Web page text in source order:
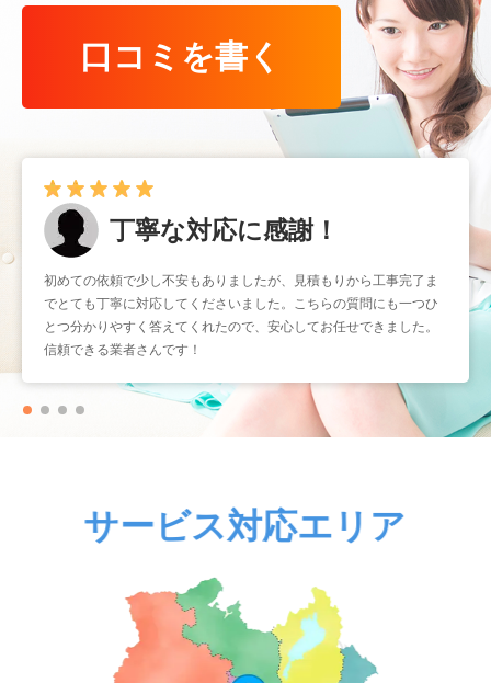
口コミを書く
早くて確実！
暑くなる前に取り付けをお願いしたかったのですが、予約もスムー
ズで助かりました。工事もスピーディーなのに作業はとても丁寧
で、仕上がりも大満足です。こういう業者さんにまたお願いしたい
と思いました。
サービス対応エリア